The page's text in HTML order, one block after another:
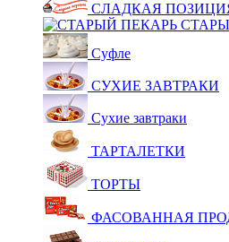
СЛАДКАЯ
Суфле
СУХИЕ ЗАВТРАКИ
Сухие завтраки
ТАРТАЛЕТКИ
ТОРТЫ
ФАСОВАННАЯ